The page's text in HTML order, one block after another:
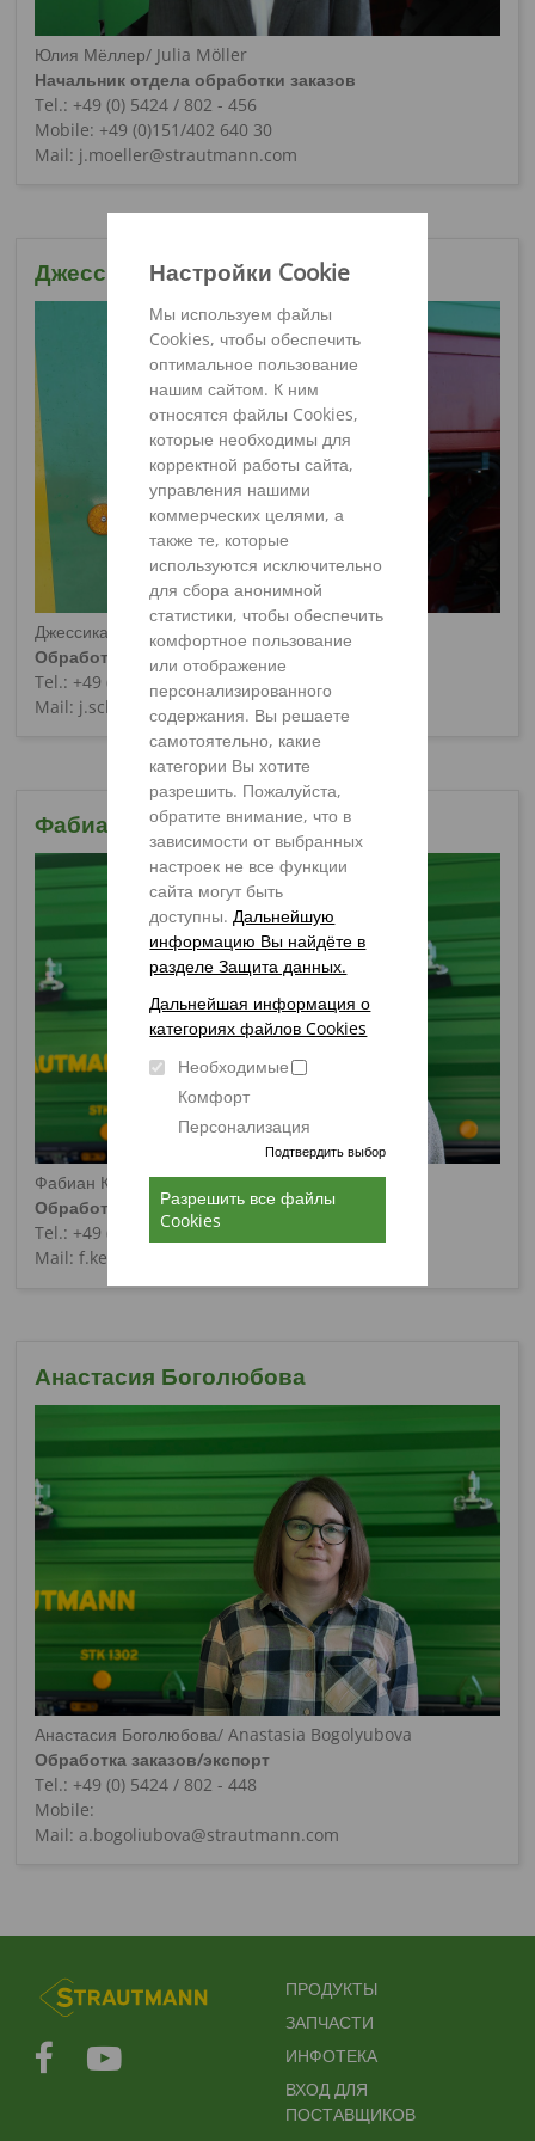
Настройки Cookie
Мы используем файлы
Cookies, чтобы обеспечить
оптимальное пользование
нашим сайтом. К ним
относятся файлы Cookies,
которые необходимы для
корректной работы сайта,
управления нашими
коммерческих целями, а
также те, которые
используются исключительно
для сбора анонимной
статистики, чтобы обеспечить
комфортное пользование
или отображение
персонализированного
содержания. Вы решаете
самотоятельно, какие
категории Вы хотите
разрешить. Пожалуйста,
обратите внимание, что в
зависимости от выбранных
настроек не все функции
сайта могут быть
доступны.Дальнейшую
информацию Вы найдёте в
разделе Защита данных.
Дальнейшая информация о
категориях файлов Cookies
Необходимые
Комфорт
Персонализация
Подтвердить выбор
Разрешить все файлы
Cookies
Юлия Мёллер/ Julia Möller
Начальник отдела обработки заказов
Tel.: +49 (0) 5424 / 802 - 456
Mobile: +49 (0)151/402 640 30
Mail: j.moeller@strautmann.com
Джессика Щёнбрунн
Джессика Щёнбрунн/ Jessica Schönbrunn
Обработка заказов/Германия
Tel.: +49 (0) 5424 / 802 - 928
Mail: j.schoenbrunn@strautmann.com
Фабиан Керк
Фабиан Керк/ Fabian Kerk
Обработка заказов/Германия
Tel.: +49 (0) 5424 / 802 - 15
Mail: f.kerk@strautmann.com
Анастасия Боголюбова
Анастасия Боголюбова/ Anastasia Bogolyubova
Обработка заказов/экспорт
Tel.: +49 (0) 5424 / 802 - 448
Mobile:
Mail: a.bogoliubova@strautmann.com
FUSSBEREICHSMENÜ
ПРОДУКТЫ
ЗАПЧАСТИ
ИНФОТЕКА
ВХОД ДЛЯ
ПОСТАВЩИКОВ